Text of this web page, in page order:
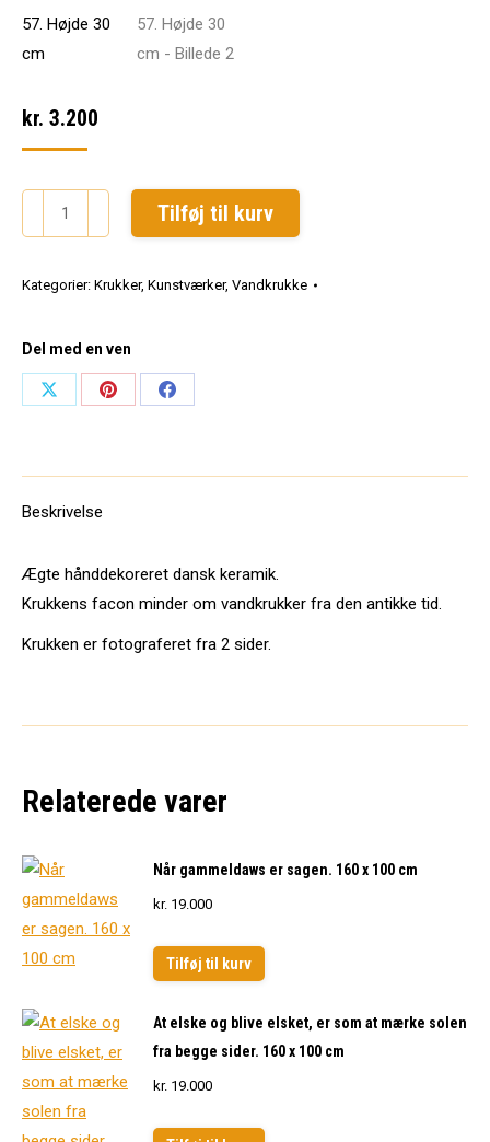
kr. 3.200
Vandkrukke
57.
30
antal
Tilføj til kurv
Kategorier: Krukker, Kunstværker, Vandkrukke
Del med en ven
Share
Share
Share
Beskrivelse
Ægte hånddekoreret dansk keramik.
Krukkens facon minder om vandkrukker fra den antikke tid.
Krukken er fotograferet fra 2 sider.
Relaterede varer
Når gammeldaws er sagen. 160 x 100 cm
kr. 19.000
Tilføj til kurv
At elske og blive elsket, er som at mærke solen
fra begge sider. 160 x 100 cm
kr. 19.000